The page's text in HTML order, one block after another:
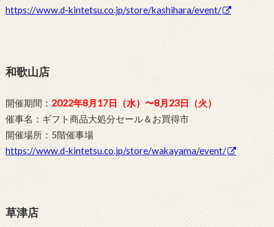
https://www.d-kintetsu.co.jp/store/kashihara/event/
和歌山店
開催期間： 2022年8月17日（水）〜8月23日（火）
催事名：ギフト商品大処分セール＆お買得市
開催場所：5階催事場
https://www.d-kintetsu.co.jp/store/wakayama/event/
草津店